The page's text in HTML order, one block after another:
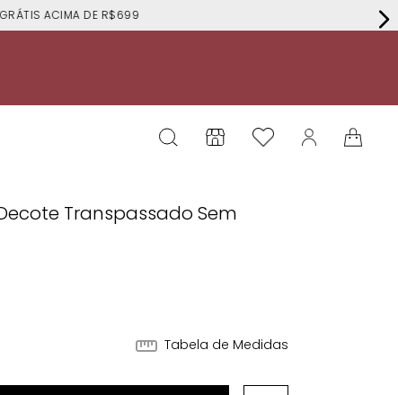
ACIMA DE R$699
Transpassado Sem
Tabela de Medidas